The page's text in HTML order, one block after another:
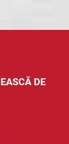
DE